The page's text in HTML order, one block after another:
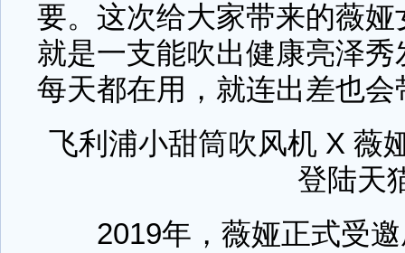
要。这次给大家带来的薇
就是一支能吹出健康亮泽秀
每天都在用，就连出差也会
飞利浦小甜筒吹风机 X 薇
登陆天
2019年，薇娅正式受邀